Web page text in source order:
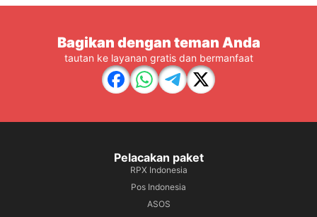
Bagikan dengan teman Anda
tautan ke layanan gratis dan bermanfaat
Pelacakan paket
RPX Indonesia
Pos Indonesia
ASOS